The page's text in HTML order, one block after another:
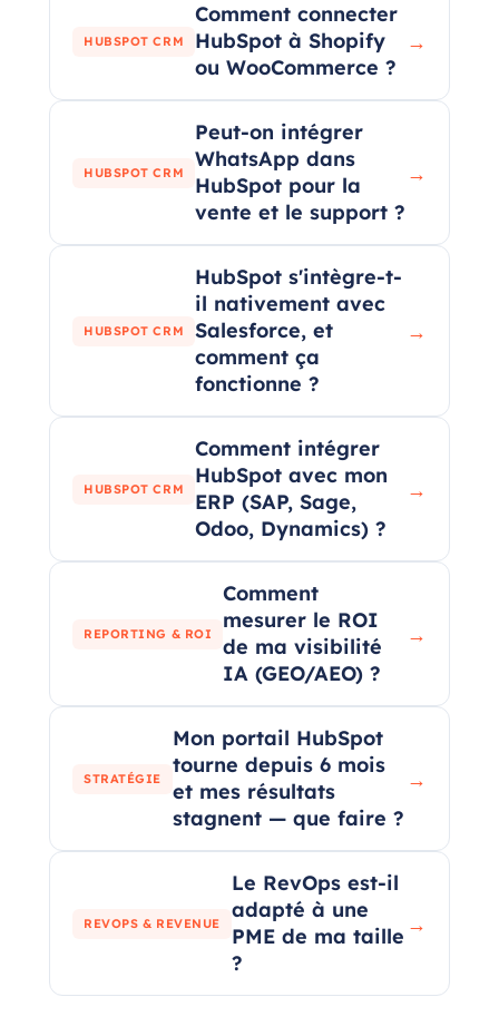
HUBSPOT CRM
Comment connecter
HubSpot à Shopify
ou WooCommerce ?
→
HUBSPOT CRM
Peut-on intégrer
WhatsApp dans
HubSpot pour la
vente et le support ?
→
HUBSPOT CRM
HubSpot s'intègre-t-
il nativement avec
Salesforce, et
comment ça
fonctionne ?
→
HUBSPOT CRM
Comment intégrer
HubSpot avec mon
ERP (SAP, Sage,
Odoo, Dynamics) ?
→
REPORTING & ROI
Comment
mesurer le ROI
de ma visibilité
IA (GEO/AEO) ?
→
STRATÉGIE
Mon portail HubSpot
tourne depuis 6 mois
et mes résultats
stagnent — que faire ?
→
REVOPS & REVENUE
Le RevOps est-il
adapté à une
PME de ma taille
?
→